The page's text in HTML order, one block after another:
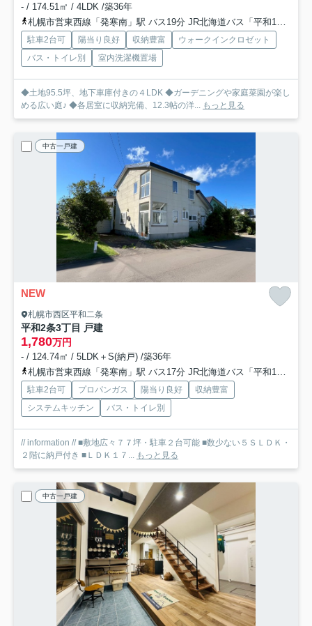
- / 174.51㎡ / 4LDK /築36年
札幌市営東西線「発寒南」駅 バス19分 JR北海道バス「平和1条8丁目」 停歩11分
駐車2台可 陽当り良好 収納豊富
ウォークインクロゼット
バス・トイレ別
室内洗濯機置場
◆土地95.5坪、地下車庫付きの４LDK ◆ガーデニングや家庭菜園が楽し
める広い庭♪ ◆各居室に収納完備、12.3帖の洋... もっと見る
中古一戸建
NEW
札幌市西区平和二条
平和2条3丁目 戸建
1,780万円
- / 124.74㎡ / 5LDK＋S(納戸) /築36年
札幌市営東西線「発寒南」駅 バス17分 JR北海道バス「平和1条3丁目」 停歩3分
駐車2台可 プロパンガス 陽当り良好
収納豊富
システムキッチン
バス・トイレ別
// information // ■敷地広々７７坪・駐車２台可能 ■数少ない５ＳＬＤＫ・
２階に納戸付き ■ＬＤＫ１７... もっと見る
中古一戸建